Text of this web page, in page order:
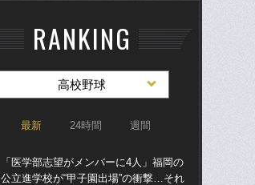
RANKING
高校野球
最新 24時間 週間
「医学部志望がメンバーに4人」福岡の
公立進学校が“甲子園出場”の衝撃…それ